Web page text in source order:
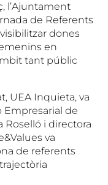
l’Ajuntament
de Referents
dones
en
tant públic
UEA Inquieta, va
Empresarial de
Roselló i directora
va
de referents